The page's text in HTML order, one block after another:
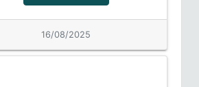
16/08/2025